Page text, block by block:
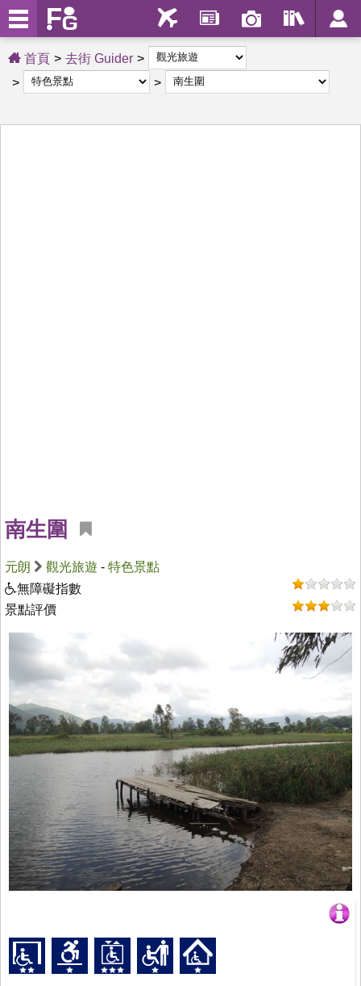
首頁 去街 Guider
南生圍
元朗 觀光旅遊 - 特色景點
無障礙指數
景點評價